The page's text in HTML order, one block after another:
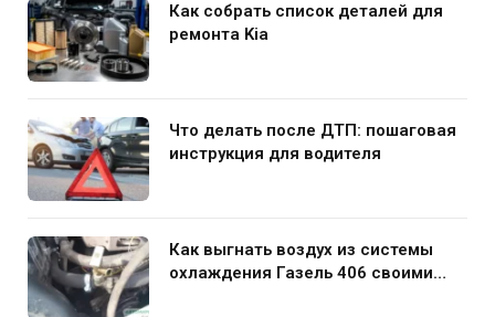
Как собрать список деталей для
ремонта Kia
Что делать после ДТП: пошаговая
инструкция для водителя
Как выгнать воздух из системы
охлаждения Газель 406 своими